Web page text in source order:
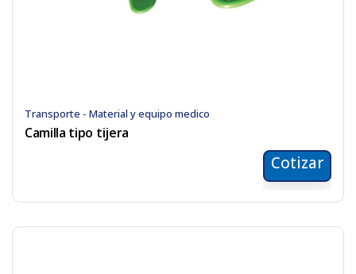
Transporte - Material y equipo medico
Camilla tipo tijera
Cotizar